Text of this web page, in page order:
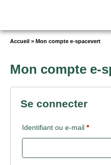
Vous
Accueil> Mon compte e-spacevert
Mon compte e-
Se connecter
Identifiant ou e-mail *